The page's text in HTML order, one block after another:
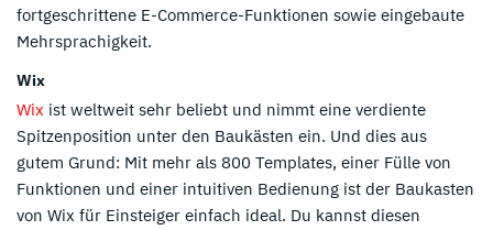
fortgeschrittene E-Commerce-Funktionen sowie eingebaute
Mehrsprachigkeit.
Wix
Wix ist weltweit sehr beliebt und nimmt eine verdiente
Spitzenposition unter den Baukästen ein. Und dies aus
gutem Grund: Mit mehr als 800 Templates, einer Fülle von
Funktionen und einer intuitiven Bedienung ist der Baukasten
von Wix für Einsteiger einfach ideal. Du kannst diesen